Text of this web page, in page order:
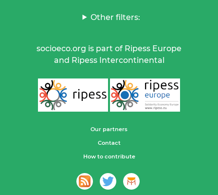
Other filters:
socioeco.org is part of Ripess Europe
and Ripess Intercontinental
Our partners
Contact
How to contribute